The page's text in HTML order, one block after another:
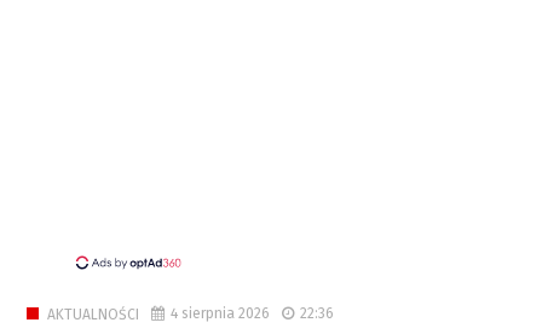
AKTUALNOŚCI 4 sierpnia 2026 22:36